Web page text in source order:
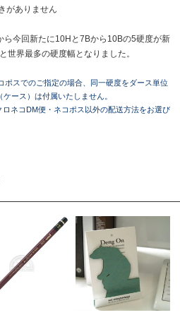
がありません
今回新たに10Hと7Bから10Bの5硬度が新
世界最多の硬度幅となりました。
ポスでのご指定の場合、同一硬度をダース単位
ース）は付属いたしません。
ネコDM便・ネコポス以外の配送方法をお選び